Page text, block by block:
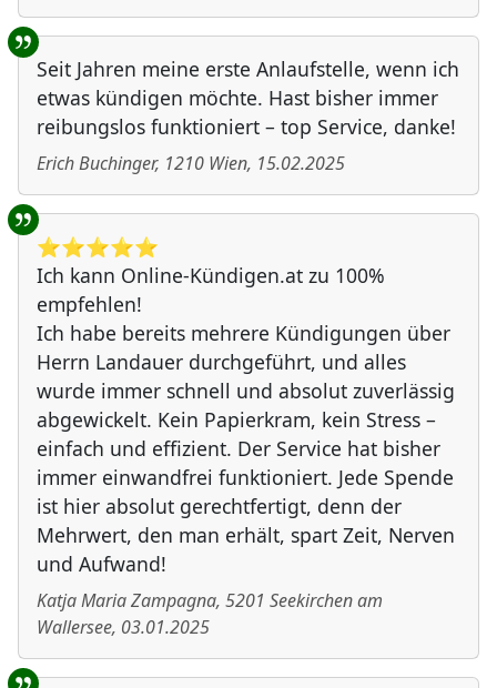
Seit Jahren meine erste Anlaufstelle, wenn ich
etwas kündigen möchte. Hast bisher immer
reibungslos funktioniert – top Service, danke!
Erich Buchinger, 1210 Wien, 15.02.2025
⭐️⭐️⭐️⭐️⭐️
Ich kann Online-Kündigen.at zu 100%
empfehlen!
Ich habe bereits mehrere Kündigungen über
Herrn Landauer durchgeführt, und alles
wurde immer schnell und absolut zuverlässig
abgewickelt. Kein Papierkram, kein Stress –
einfach und effizient. Der Service hat bisher
immer einwandfrei funktioniert. Jede Spende
ist hier absolut gerechtfertigt, denn der
Mehrwert, den man erhält, spart Zeit, Nerven
und Aufwand!
Katja Maria Zampagna, 5201 Seekirchen am
Wallersee, 03.01.2025